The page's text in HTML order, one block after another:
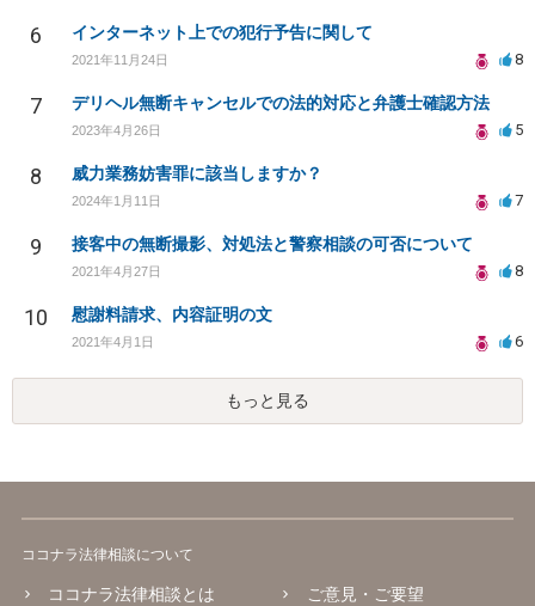
6 インターネット上での犯行予告に関して
2021年11月24日 8
7 デリヘル無断キャンセルでの法的対応と弁護士確認方法
2023年4月26日 5
8 威力業務妨害罪に該当しますか？
2024年1月11日 7
9 接客中の無断撮影、対処法と警察相談の可否について
2021年4月27日 8
10 慰謝料請求、内容証明の文
2021年4月1日 6
もっと見る
ココナラ法律相談について
ココナラ法律相談とは
ご意見・ご要望